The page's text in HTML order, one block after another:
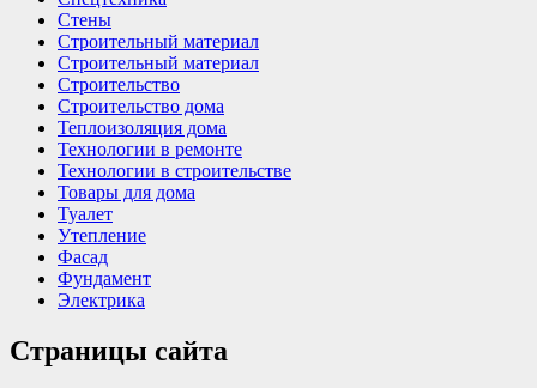
Стены
Строительный материал
Строительный материал
Строительство
Строительство дома
Теплоизоляция дома
Технологии в ремонте
Технологии в строительстве
Товары для дома
Туалет
Утепление
Фасад
Фундамент
Электрика
Страницы сайта